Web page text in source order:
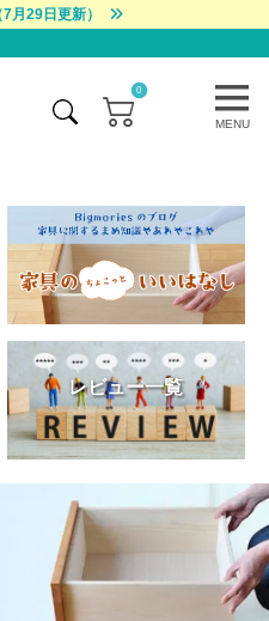
月29日更新）
MENU
0
レビュー一覧